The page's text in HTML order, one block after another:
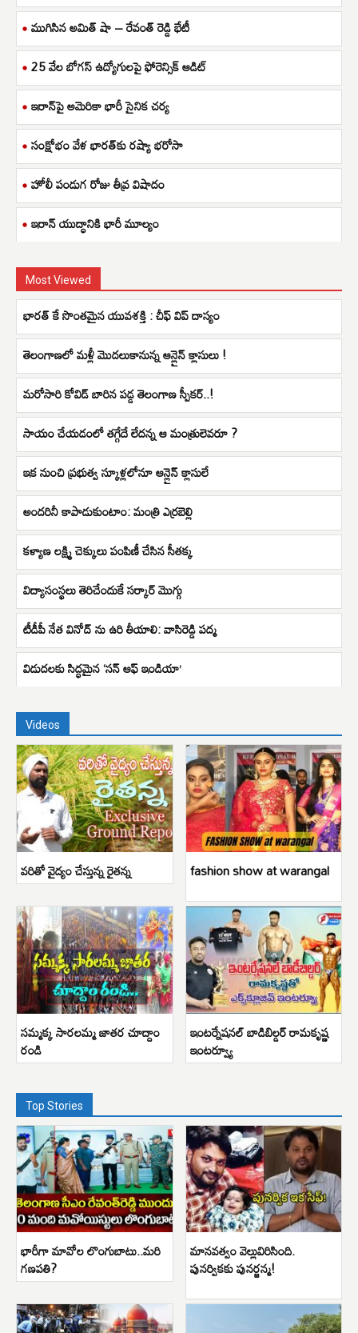
ముగిసిన అమిత్ షా – రేవంత్ రెడ్డి భేటీ
25 వేల బోగస్ ఉద్యోగులపై ఫోరెన్సిక్ ఆడిట్
ఇరాన్‌పై అమెరికా భారీ సైనిక చర్య
సంక్షోభం వేళ భారత్‌కు రష్యా భరోసా
హోలీ పండుగ రోజు తీవ్ర విషాదం
ఇరాన్ యుద్ధానికి భారీ మూల్యం
Most Viewed
భారత్ కే సొంతమైన యువశక్తి : చీఫ్ విప్ దాస్యం
తెలంగాణలో మళ్లీ మొదలుకానున్న ఆన్లైన్ క్లాసులు !
మరోసారి కోవిడ్ బారిన పడ్డ తెలంగాణ స్పీకర్..!
సాయం చేయడంలో తగ్గేదే లేదన్న ఆ మంత్రులెవరూ ?
ఇక నుంచి ప్రభుత్వ స్కూళ్లలోనూ ఆన్లైన్ క్లాసులే
అందరినీ కాపాడుకుంటాం: మంత్రి ఎర్రబెల్లి
కళ్యాణ లక్ష్మి చెక్కులు పంపిణీ చేసిన సీతక్క
విద్యాసంస్థలు తెరిచేందుకే సర్కార్ మొగ్గు
టీడీపీ నేత వినోద్ ను ఉరి తీయాలి: వాసిరెడ్డి పద్మ
విడుదలకు సిద్ధమైన ‘సన్ ఆఫ్ ఇండియా’
Videos
వరితో వైద్యం చేస్తున్న రైతన్న fashion show at warangal
సమ్మక్క సారలమ్మ జాతర చూద్దాం
రండి
ఇంటర్నేషనల్ బాడిబిల్డర్ రామకృష్ణ
ఇంటర్వ్యూ
Top Stories
భారీగా మావోల లొంగుబాటు..మరి
గణపతి?
మానవత్వం వెల్లువిరిసింది.
పునర్వికకు పునర్జన్మ!